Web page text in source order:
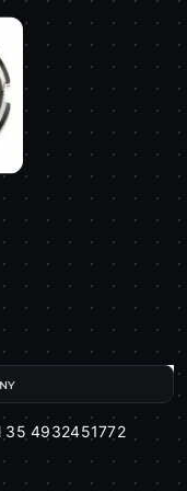
35 4932451772